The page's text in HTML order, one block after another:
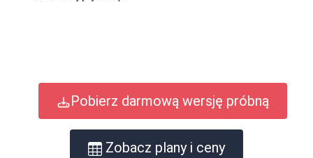
Pobierz darmową wersję próbną
Zobacz plany i ceny